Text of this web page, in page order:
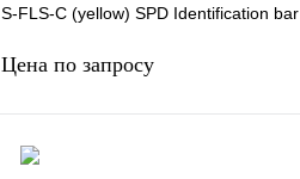
S-FLS-C (yellow) SPD Identification bar
Цена по запросу